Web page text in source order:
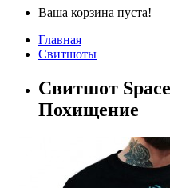
Ваша корзина пуста!
Главная
Свитшоты
Свитшот
Похищение